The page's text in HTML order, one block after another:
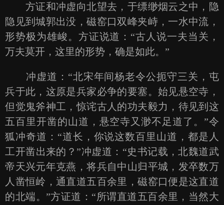
方证和冲虚向北望去，于缥缈烟云之中，隐
隐见到城郭出没，磁窑口双峰夹峙，一水中流，
形势极为雄峻。方证说道：“古人说一夫当关，
万夫莫开，这里的形势，确是如此。”
冲虚道：“北宋年间杨老令公扼守三关，屯
兵于此，这原是兵家必争的要塞。始见悬空寺，
但觉鬼斧神工，惊诧古人的功夫毅力，待见到这
五百里开凿的山道，悬空寺又渺不足道了。”令
狐冲奇道：“道长，你说这数百里山道，都是人
工开凿出来的？”冲虚道：“史书记载，北魏道武
帝天兴元年克燕，将兵自中山归平城，发卒数万
人凿恒岭，通直道五百余里，磁窑口便是这直道
的北端。”方证道：“所谓直道五百余里，当然大